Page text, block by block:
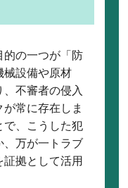
の一つが「防
械設備や原材
不審者の侵入
常に存在しま
、こうした犯
万が一トラブ
拠として活用